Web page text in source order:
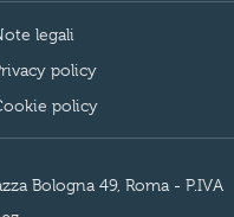
legali
policy
policy
Bologna 49, Roma - P.IVA